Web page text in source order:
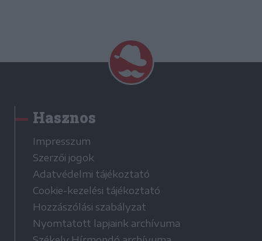
Hasznos
Impresszum
Szerzői jogok
Adatvédelmi tájékoztató
Cookie-kezelési tájékoztató
Hozzászólási szabályzat
Nyomtatott lapjaink archívuma